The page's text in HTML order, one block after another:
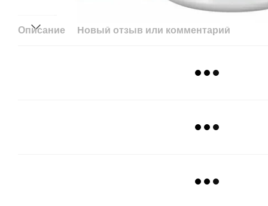
Описание Новый отзыв или комментарий